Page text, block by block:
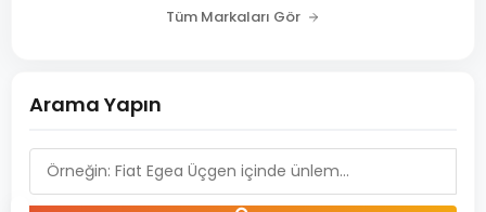
Tüm Markaları Gör
Arama Yapın